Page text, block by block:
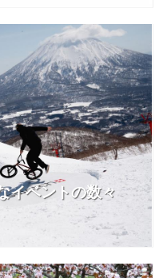
イベントの数々